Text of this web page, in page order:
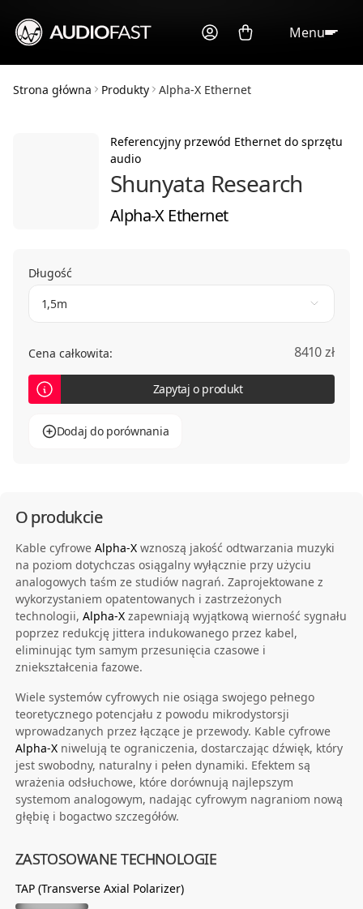
Menu
Strona główna Produkty Alpha-X Ethernet
Referencyjny przewód Ethernet do sprzętu
audio
Shunyata Research
Alpha-X Ethernet
Długość
1,5m
Cena całkowita: 8410 zł
Zapytaj o produkt
Dodaj do porównania
O produkcie
Kable cyfrowe Alpha-Xwznoszą jakość odtwarzania muzyki
na poziom dotychczas osiągalny wyłącznie przy użyciu
analogowych taśm ze studiów nagrań. Zaprojektowane z
wykorzystaniem opatentowanych i zastrzeżonych
technologii, Alpha-Xzapewniają wyjątkową wierność sygnału
poprzez redukcję jittera indukowanego przez kabel,
eliminując tym samym przesunięcia czasowe i
zniekształcenia fazowe.
Wiele systemów cyfrowych nie osiąga swojego pełnego
teoretycznego potencjału z powodu mikrodystorsji
wprowadzanych przez łączące je przewody. Kable cyfrowe
Alpha-Xniwelują te ograniczenia, dostarczając dźwięk, który
jest swobodny, naturalny i pełen dynamiki. Efektem są
wrażenia odsłuchowe, które dorównują najlepszym
systemom analogowym, nadając cyfrowym nagraniom nową
głębię i bogactwo szczegółów.
ZASTOSOWANE TECHNOLOGIE
TAP (Transverse Axial Polarizer)